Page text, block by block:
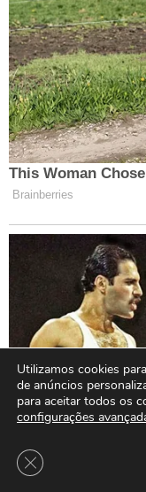
Utilizamos cookies
de anúncios
para aceitar todos os
configurações
Close GDPR Cookie